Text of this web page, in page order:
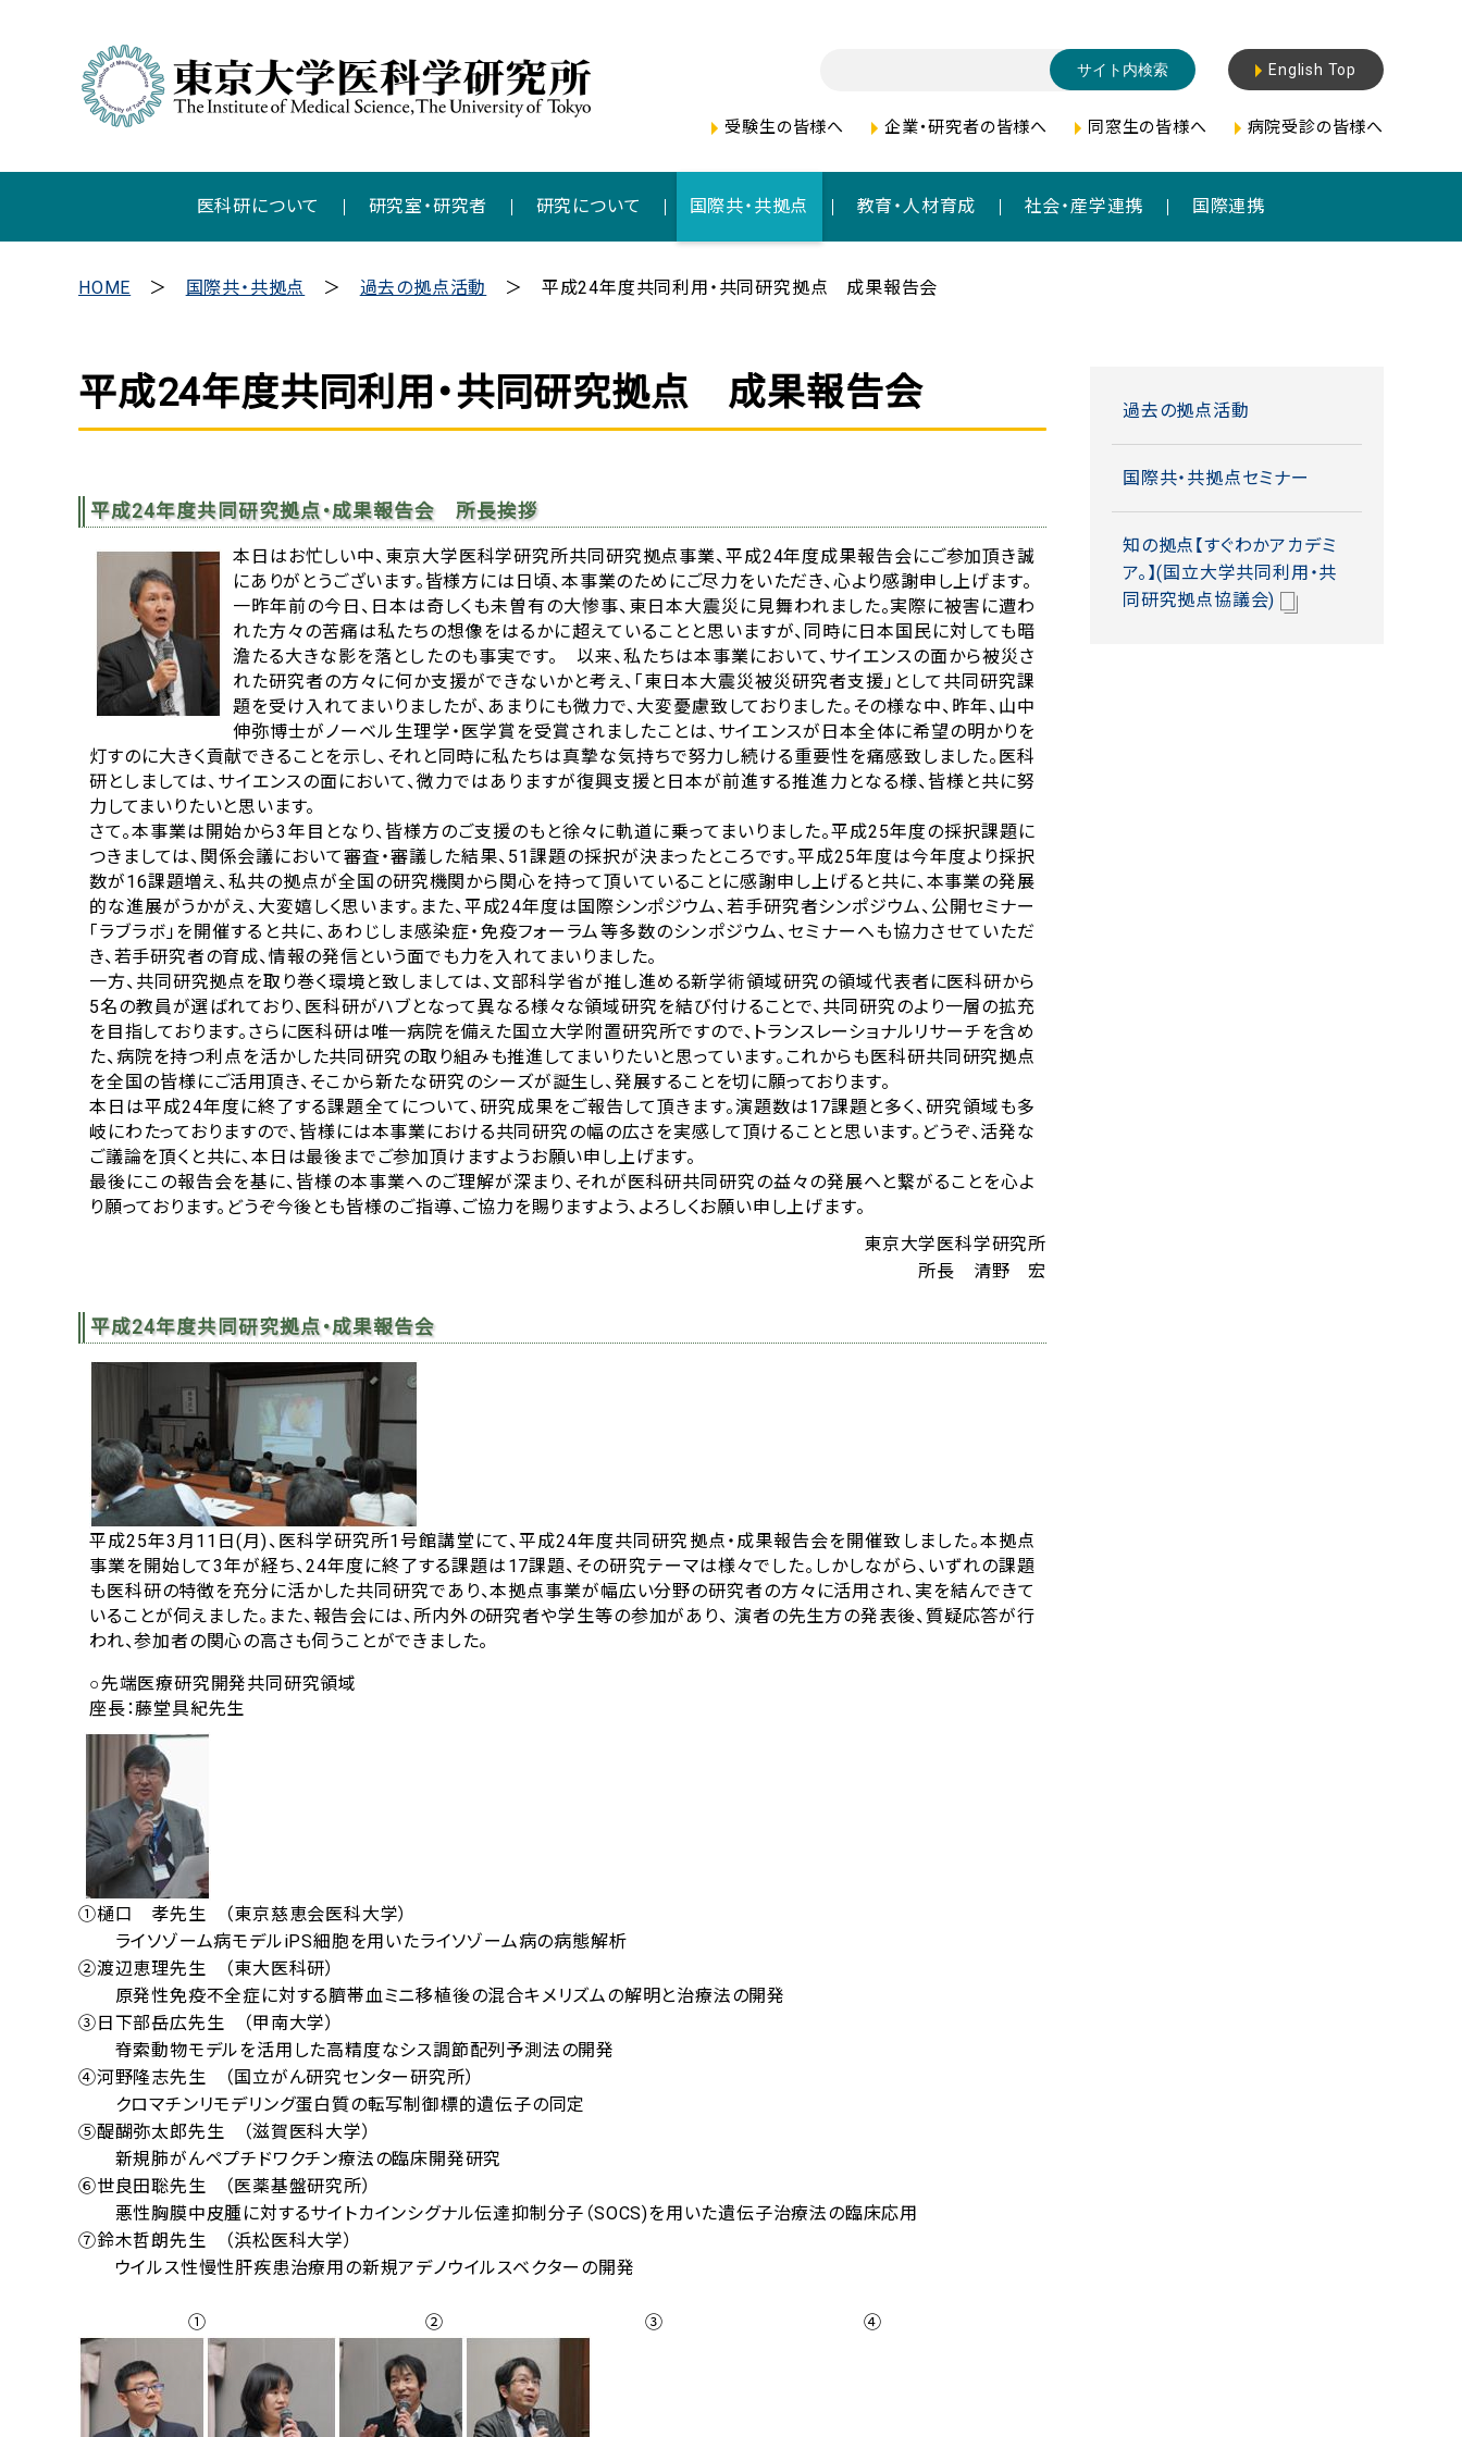
English Top
受験生の皆様へ 企業・研究者の皆様へ 同窓生の皆様へ 病院受診の皆様へ
医科研について 研究室・研究者 研究について 国際共・共拠点 教育・人材育成 社会・産学連携 国際連携
HOME 国際共・共拠点 過去の拠点活動 平成24年度共同利用・共同研究拠点 成果報告会
平成24年度共同利用・共同研究拠点 成果報告会
平成24年度共同研究拠点・成果報告会 所長挨拶
本日はお忙しい中、東京大学医科学研究所共同研究拠点事業、平成24年度成果報告会にご参加頂き誠
にありがとうございます。皆様方には日頃、本事業のためにご尽力をいただき、心より感謝申し上げます。
一昨年前の今日、日本は奇しくも未曽有の大惨事、東日本大震災に見舞われました。実際に被害に遭わ
れた方々の苦痛は私たちの想像をはるかに超えていることと思いますが、同時に日本国民に対しても暗
澹たる大きな影を落としたのも事実です。 以来、私たちは本事業において、サイエンスの面から被災さ
れた研究者の方々に何か支援ができないかと考え、「東日本大震災被災研究者支援」として共同研究課
題を受け入れてまいりましたが、あまりにも微力で、大変憂慮致しておりました。その様な中、昨年、山中
伸弥博士がノーベル生理学・医学賞を受賞されましたことは、サイエンスが日本全体に希望の明かりを
灯すのに大きく貢献できることを示し、それと同時に私たちは真摯な気持ちで努力し続ける重要性を痛感致しました。医科
研としましては、サイエンスの面において、微力ではありますが復興支援と日本が前進する推進力となる様、皆様と共に努
力してまいりたいと思います。
さて。本事業は開始から3年目となり、皆様方のご支援のもと徐々に軌道に乗ってまいりました。平成25年度の採択課題に
つきましては、関係会議において審査・審議した結果、51課題の採択が決まったところです。平成25年度は今年度より採択
数が16課題増え、私共の拠点が全国の研究機関から関心を持って頂いていることに感謝申し上げると共に、本事業の発展
的な進展がうかがえ、大変嬉しく思います。また、平成24年度は国際シンポジウム、若手研究者シンポジウム、公開セミナー
「ラブラボ」を開催すると共に、あわじしま感染症・免疫フォーラム等多数のシンポジウム、セミナーへも協力させていただ
き、若手研究者の育成、情報の発信という面でも力を入れてまいりました。
一方、共同研究拠点を取り巻く環境と致しましては、文部科学省が推し進める新学術領域研究の領域代表者に医科研から
5名の教員が選ばれており、医科研がハブとなって異なる様々な領域研究を結び付けることで、共同研究のより一層の拡充
を目指しております。さらに医科研は唯一病院を備えた国立大学附置研究所ですので、トランスレーショナルリサーチを含め
た、病院を持つ利点を活かした共同研究の取り組みも推進してまいりたいと思っています。これからも医科研共同研究拠点
を全国の皆様にご活用頂き、そこから新たな研究のシーズが誕生し、発展することを切に願っております。
本日は平成24年度に終了する課題全てについて、研究成果をご報告して頂きます。演題数は17課題と多く、研究領域も多
岐にわたっておりますので、皆様には本事業における共同研究の幅の広さを実感して頂けることと思います。どうぞ、活発な
ご議論を頂くと共に、本日は最後までご参加頂けますようお願い申し上げます。
最後にこの報告会を基に、皆様の本事業へのご理解が深まり、それが医科研共同研究の益々の発展へと繋がることを心よ
り願っております。どうぞ今後とも皆様のご指導、ご協力を賜りますよう、よろしくお願い申し上げます。
東京大学医科学研究所
所長 清野 宏
平成24年度共同研究拠点・成果報告会
平成25年3月11日(月)、医科学研究所1号館講堂にて、平成24年度共同研究拠点・成果報告会を開催致しました。本拠点
事業を開始して3年が経ち、24年度に終了する課題は17課題、その研究テーマは様々でした。しかしながら、いずれの課題
も医科研の特徴を充分に活かした共同研究であり、本拠点事業が幅広い分野の研究者の方々に活用され、実を結んできて
いることが伺えました。また、報告会には、所内外の研究者や学生等の参加があり、 演者の先生方の発表後、質疑応答が行
われ、参加者の関心の高さも伺うことができました。
○先端医療研究開発共同研究領域
座長：藤堂具紀先生
①樋口 孝先生 （東京慈恵会医科大学）
ライソゾーム病モデルiPS細胞を用いたライソゾーム病の病態解析
②渡辺恵理先生 （東大医科研）
原発性免疫不全症に対する臍帯血ミニ移植後の混合キメリズムの解明と治療法の開発
③日下部岳広先生 （甲南大学）
脊索動物モデルを活用した高精度なシス調節配列予測法の開発
④河野隆志先生 （国立がん研究センター研究所）
クロマチンリモデリング蛋白質の転写制御標的遺伝子の同定
⑤醍醐弥太郎先生 （滋賀医科大学）
新規肺がんペプチドワクチン療法の臨床開発研究
⑥世良田聡先生 （医薬基盤研究所）
悪性胸膜中皮腫に対するサイトカインシグナル伝達抑制分子（SOCS)を用いた遺伝子治療法の臨床応用
⑦鈴木哲朗先生 （浜松医科大学）
ウイルス性慢性肝疾患治療用の新規アデノウイルスベクターの開発
① ② ③ ④
過去の拠点活動
国際共・共拠点セミナー
知の拠点【すぐわかアカデミ
ア。】(国立大学共同利用・共
同研究拠点協議会)